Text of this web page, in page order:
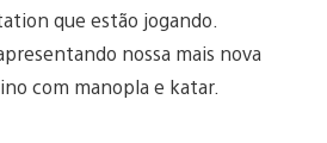
que estão jogando.
nossa mais nova
com manopla e katar.